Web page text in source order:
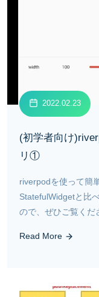
2022.02.23
(初学者向け
リ①
riverpodを使って簡
StatefulWidgetと比
ので、ぜひご覧くだ
Read More